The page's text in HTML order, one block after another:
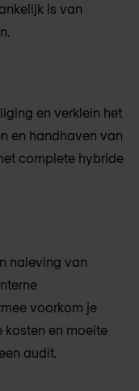
is van
en verklein het
en handhaven van
complete hybride
naleving van
voorkom je
kosten en moeite
audit.